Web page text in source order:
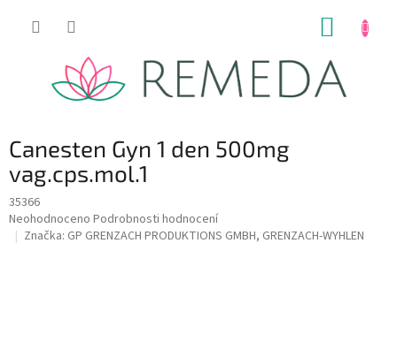
Canesten Gyn 1 den 500mg
vag.cps.mol.1
35366
Průměrné
hodnocení
Neohodnoceno Podrobnosti hodnocení
Značka: GP GRENZACH PRODUKTIONS GMBH, GRENZACH-WYHLEN